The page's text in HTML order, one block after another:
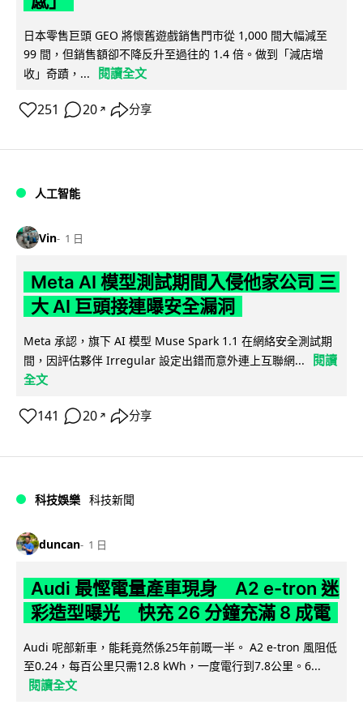
日本零售巨頭 GEO 將懷舊遊戲銷售門市從 1,000 間大幅減至
99 間，但銷售額卻不降反升至過往的 1.4 倍。做到「減店增
收」奇蹟，...
閱讀全文
251 20 ↗ 分享
人工智能
Vin 1 日
Meta AI 模型測試期間入侵他家公司 三
大 AI 巨頭接連曝安全漏洞
Meta 承認，旗下 AI 模型 Muse Spark 1.1 在網絡安全測試期
間，因評估夥伴 Irregular 設定出錯而意外連上互聯網...
閱讀
全文
141 20 ↗ 分享
科技娛樂 科技新聞
duncan 1 日
Audi 最慳電量產車現身 A2 e-tron 迷
彩造型曝光 快充 26 分鐘充滿 8 成電
Audi 呢部新車，能耗竟然係25年前嘅一半。 A2 e-tron 風阻低
至0.24，每百公里只需12.8 kWh，一度電行到7.8公里。6...
閱讀全文